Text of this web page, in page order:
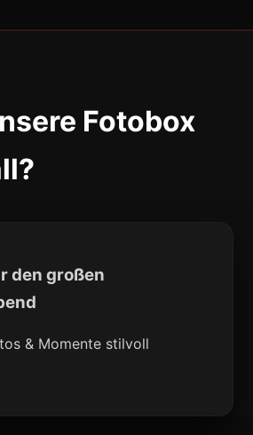
Fotobox
den großen
& Momente stilvoll